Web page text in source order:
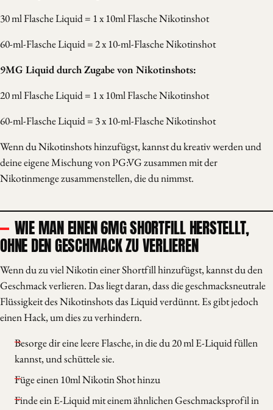
30 ml Flasche Liquid = 1 x 10ml Flasche Nikotinshot
60-ml-Flasche Liquid = 2 x 10-ml-Flasche Nikotinshot
9MG Liquid durch Zugabe von Nikotinshots:
20 ml Flasche Liquid = 1 x 10ml Flasche Nikotinshot
60-ml-Flasche Liquid = 3 x 10-ml-Flasche Nikotinshot
Wenn du Nikotinshots hinzufügst, kannst du kreativ werden und
deine eigene Mischung von PG:VG zusammen mit der
Nikotinmenge zusammenstellen, die du nimmst.
WIE MAN EINEN 6MG SHORTFILL HERSTELLT,
OHNE DEN GESCHMACK ZU VERLIEREN
Wenn du zu viel Nikotin einer Shortfill hinzufügst, kannst du den
Geschmack verlieren. Das liegt daran, dass die geschmacksneutrale
Flüssigkeit des Nikotinshots das Liquid verdünnt. Es gibt jedoch
einen Hack, um dies zu verhindern.
Besorge dir eine leere Flasche, in die du 20 ml E-Liquid füllen
kannst, und schüttele sie.
Füge einen 10ml Nikotin Shot hinzu
Finde ein E-Liquid mit einem ähnlichen Geschmacksprofil in